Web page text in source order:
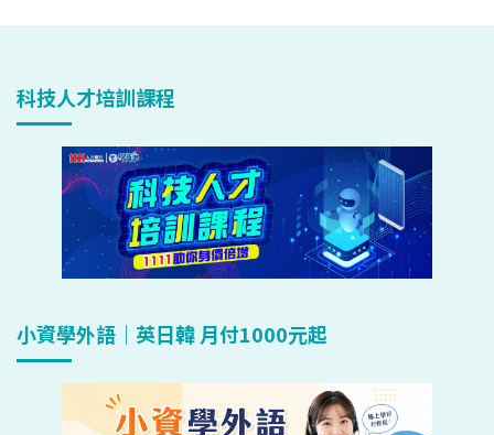
科技人才培訓課程
小資學外語｜英日韓 月付1000元起